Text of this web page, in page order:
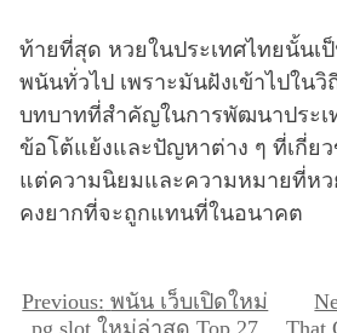
ท้ายที่สุด หวยในประเทศไทยนั้นเ
พนันทั่วไป เพราะมันฝังเข้าไปใน
บทบาทที่สำคัญในการพัฒนาประเ
ข้อโต้แย้งและปัญหาต่าง ๆ ที่เกี่ย
แต่ความนิยมและความหมายที่หว
คงยากที่จะถูกแทนที่ในอนาคต
แ
Previous: พนัน เว็บเปิดใหม่